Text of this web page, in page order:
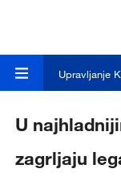
Upravljanje
U
zagrljaju